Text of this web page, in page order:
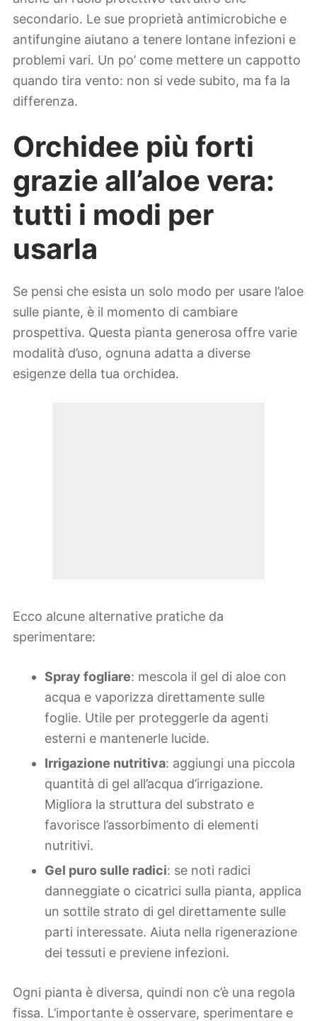
secondario. Le sue proprietà antimicrobiche e
antifungine aiutano a tenere lontane infezioni e
problemi vari. Un po’ come mettere un cappotto
quando tira vento: non si vede subito, ma fa la
differenza.
Orchidee più forti
grazie all’aloe vera:
tutti i modi per
usarla
Se pensi che esista un solo modo per usare l’aloe
sulle piante, è il momento di cambiare
prospettiva. Questa pianta generosa offre varie
modalità d’uso, ognuna adatta a diverse
esigenze della tua orchidea.
Ecco alcune alternative pratiche da
sperimentare:
Spray fogliare: mescola il gel di aloe con
acqua e vaporizza direttamente sulle
foglie. Utile per proteggerle da agenti
esterni e mantenerle lucide.
Irrigazione nutritiva: aggiungi una piccola
quantità di gel all’acqua d’irrigazione.
Migliora la struttura del substrato e
favorisce l’assorbimento di elementi
nutritivi.
Gel puro sulle radici: se noti radici
danneggiate o cicatrici sulla pianta, applica
un sottile strato di gel direttamente sulle
parti interessate. Aiuta nella rigenerazione
dei tessuti e previene infezioni.
Ogni pianta è diversa, quindi non c’è una regola
fissa. L’importante è osservare, sperimentare e